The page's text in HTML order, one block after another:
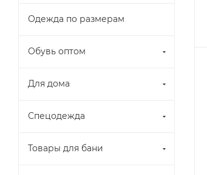
Одежда по размерам
Обувь оптом
Для дома
Спецодежда
Товары для бани